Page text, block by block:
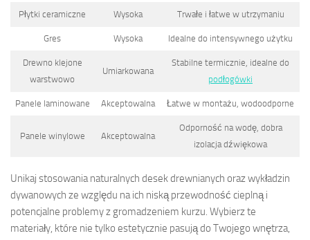
Płytki ceramiczne Wysoka Trwałe i łatwe w utrzymaniu
Gres Wysoka Idealne do intensywnego użytku
Drewno klejone
warstwowo
Umiarkowana
Stabilne termicznie, idealne do
podłogówki
Panele laminowane Akceptowalna Łatwe w montażu, wodoodporne
Panele winylowe Akceptowalna
Odporność na wodę, dobra
izolacja dźwiękowa
Unikaj stosowania naturalnych desek drewnianych oraz wykładzin
dywanowych ze względu na ich niską przewodność cieplną i
potencjalne problemy z gromadzeniem kurzu. Wybierz te
materiały, które nie tylko estetycznie pasują do Twojego wnętrza,